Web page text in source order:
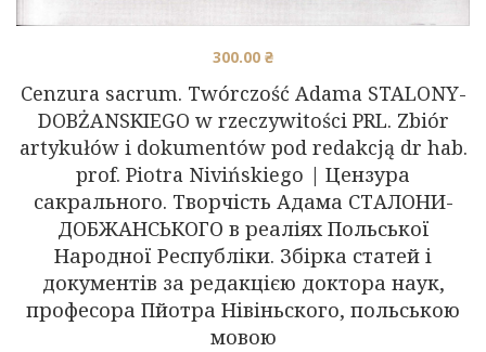
Cenzura sacrum. Twórczość Adama STALONY-
DOBŻANSKIEGO w rzeczywitości PRL. Zbiór
artykułów i dokumentów pod redakcją dr hab.
prof. Piotra Nivińskiego | Цензура
сакрального. Творчість Адама СТАЛОНИ-
ДОБЖАНСЬКОГО в реаліях Польської
Народної Республіки. Збірка статей і
документів за редакцією доктора наук,
професора Пйотра Нівіньского, польською
мовою
300.00 ₴